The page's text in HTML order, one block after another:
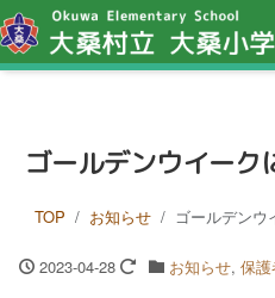
ゴールデンウイーク
TOP お知らせ ゴールデンウ
2023-04-28 お知らせ, 保